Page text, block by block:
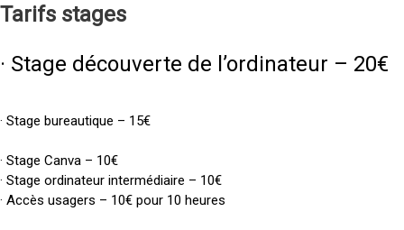
Tarifs stages
· Stage découverte de l’ordinateur – 20€
· Stage bureautique – 15€
· Stage Canva – 10€
· Stage ordinateur intermédiaire – 10€
· Accès usagers – 10€ pour 10 heures